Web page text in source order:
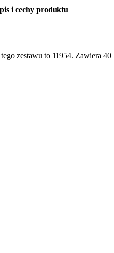
i cechy produktu
zestawu to 11954. Zawiera